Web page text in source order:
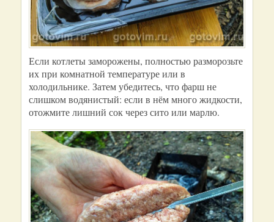
Если котлеты заморожены, полностью разморозьте
их при комнатной температуре или в
холодильнике. Затем убедитесь, что фарш не
слишком водянистый: если в нём много жидкости,
отожмите лишний сок через сито или марлю.